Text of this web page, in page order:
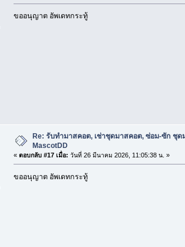
ขออนุญาต อัพเดทกระทู้
Re: รับทำมาสคอต, เช่าชุดมาสคอต, ซ่อม-ซัก ชุ
MascotDD
« ตอบกลับ #17 เมื่อ: วันที่ 26 มีนาคม 2026, 11:05:38 น. »
ขออนุญาต อัพเดทกระทู้